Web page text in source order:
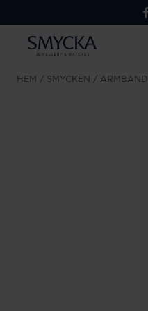
HEM SMYCKEN ARMBAND